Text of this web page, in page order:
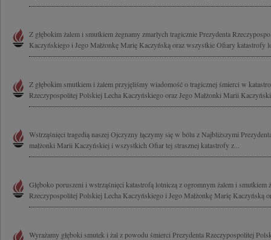
Z głębokim żalem i smutkiem żegnamy zmarłych tragicznie Prezydenta
Kaczyńskiego i Jego Małżonkę Marię Kaczyńską oraz wszystkie Ofiary katastrofy
Z głębokim smutkiem i żalem przyjęliśmy wiadomość o tragicznej śmierci w
Rzeczypospolitej Polskiej Lecha Kaczyńskiego oraz Jego Małżonki Marii
Wstrząśnięci tragedią naszej Ojczyzny łączymy się w bólu z Najbliższymi
małżonki Marii Kaczyńskiej i wszystkich Ofiar tej strasznej katastrofy z...
Głęboko poruszeni i wstrząśnięci katastrofą lotniczą z ogromnym żalem i smutkiem
Rzeczypospolitej Polskiej Lecha Kaczyńskiego i Jego Małżonkę Marię Kaczyńską
Wyrażamy głęboki smutek i żal z powodu śmierci Prezydenta Rzeczypospolitej